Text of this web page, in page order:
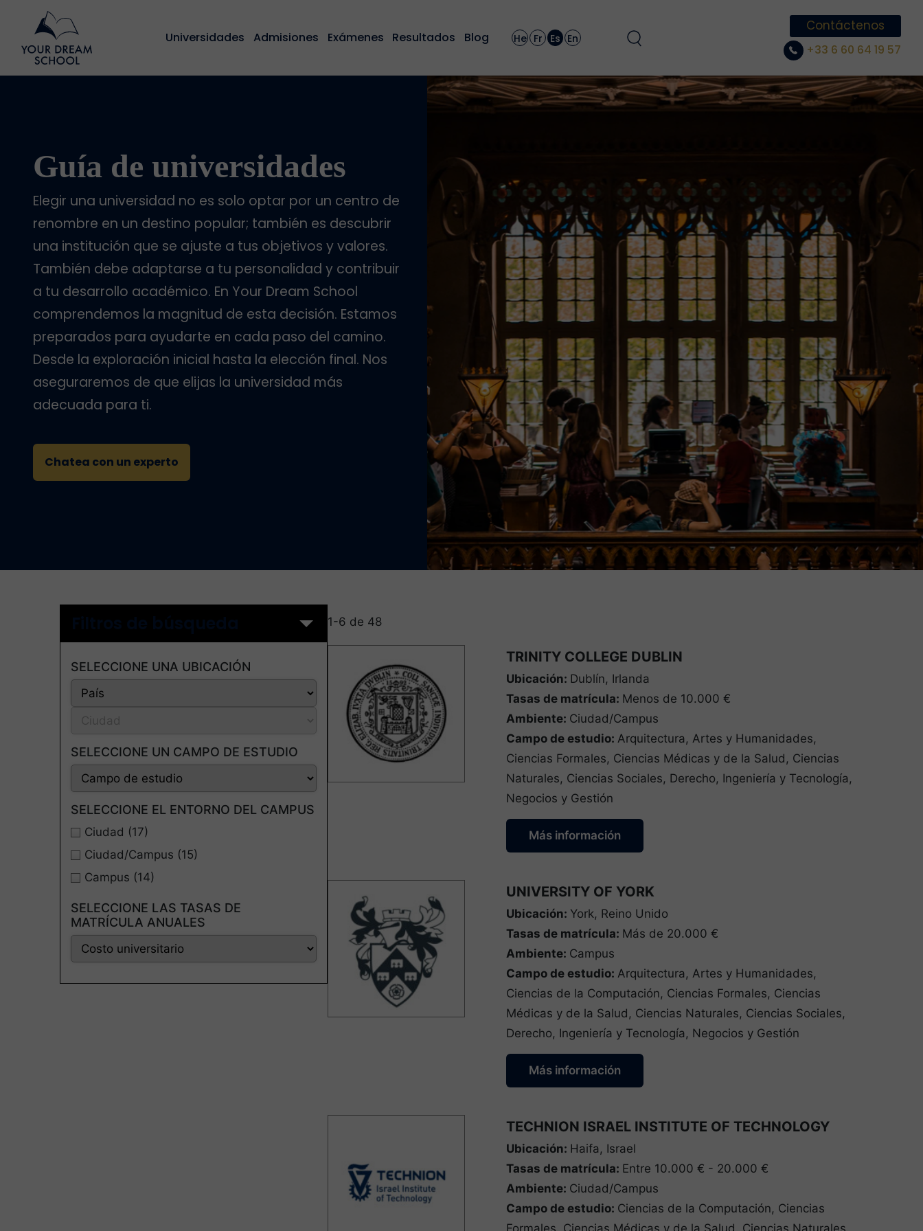
Universidades Admisiones Exámenes Resultados Blog He Fr Es En
Contáctenos
+33 6 60 64 19 57
Guía de universidades
Elegir una universidad no es solo optar por un centro de
renombre en un destino popular; también es descubrir
una institución que se ajuste a tus objetivos y valores.
También debe adaptarse a tu personalidad y contribuir
a tu desarrollo académico. En Your Dream School
comprendemos la magnitud de esta decisión. Estamos
preparados para ayudarte en cada paso del camino.
Desde la exploración inicial hasta la elección final. Nos
aseguraremos de que elijas la universidad más
adecuada para ti.
Chatea con un experto
SELECCIONE UNA UBICACIÓN
SELECCIONE UN CAMPO DE ESTUDIO
SELECCIONE EL ENTORNO DEL CAMPUS
Ciudad (17)
Ciudad/Campus (15)
Campus (14)
SELECCIONE LAS TASAS DE
MATRÍCULA ANUALES
1-6 de 48
TRINITY COLLEGE DUBLIN
Ubicación: Dublín, Irlanda
Tasas de matrícula: Menos de 10.000 €
Ambiente: Ciudad/Campus
Campo de estudio: Arquitectura, Artes y Humanidades,
Ciencias Formales, Ciencias Médicas y de la Salud, Ciencias
Naturales, Ciencias Sociales, Derecho, Ingeniería y Tecnología,
Negocios y Gestión
Más información
UNIVERSITY OF YORK
Ubicación: York, Reino Unido
Tasas de matrícula: Más de 20.000 €
Ambiente: Campus
Campo de estudio: Arquitectura, Artes y Humanidades,
Ciencias de la Computación, Ciencias Formales, Ciencias
Médicas y de la Salud, Ciencias Naturales, Ciencias Sociales,
Derecho, Ingeniería y Tecnología, Negocios y Gestión
Más información
TECHNION ISRAEL INSTITUTE OF TECHNOLOGY
Ubicación: Haifa, Israel
Tasas de matrícula: Entre 10.000 € - 20.000 €
Ambiente: Ciudad/Campus
Campo de estudio: Ciencias de la Computación, Ciencias
Formales, Ciencias Médicas y de la Salud, Ciencias Naturales,